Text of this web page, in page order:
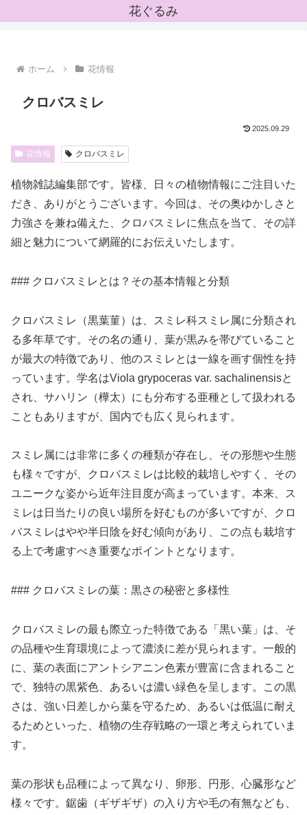
花ぐるみ
ホーム 花情報
クロバスミレ
2025.09.29
花情報 クロバスミレ
植物雑誌編集部です。皆様、日々の植物情報にご注目いた
だき、ありがとうございます。今回は、その奥ゆかしさと
力強さを兼ね備えた、クロバスミレに焦点を当て、その詳
細と魅力について網羅的にお伝えいたします。
### クロバスミレとは？その基本情報と分類
クロバスミレ（黒葉菫）は、スミレ科スミレ属に分類され
る多年草です。その名の通り、葉が黒みを帯びていること
が最大の特徴であり、他のスミレとは一線を画す個性を持
っています。学名はViola grypoceras var. sachalinensisと
され、サハリン（樺太）にも分布する亜種として扱われる
こともありますが、国内でも広く見られます。
スミレ属には非常に多くの種類が存在し、その形態や生態
も様々ですが、クロバスミレは比較的栽培しやすく、その
ユニークな姿から近年注目度が高まっています。本来、ス
ミレは日当たりの良い場所を好むものが多いですが、クロ
バスミレはやや半日陰を好む傾向があり、この点も栽培す
る上で考慮すべき重要なポイントとなります。
### クロバスミレの葉：黒さの秘密と多様性
クロバスミレの最も際立った特徴である「黒い葉」は、そ
の品種や生育環境によって濃淡に差が見られます。一般的
に、葉の表面にアントシアニン色素が豊富に含まれること
で、独特の黒紫色、あるいは濃い緑色を呈します。この黒
さは、強い日差しから葉を守るため、あるいは低温に耐え
るためといった、植物の生存戦略の一環と考えられていま
す。
葉の形状も品種によって異なり、卵形、円形、心臓形など
様々です。鋸歯（ギザギザ）の入り方や毛の有無なども、